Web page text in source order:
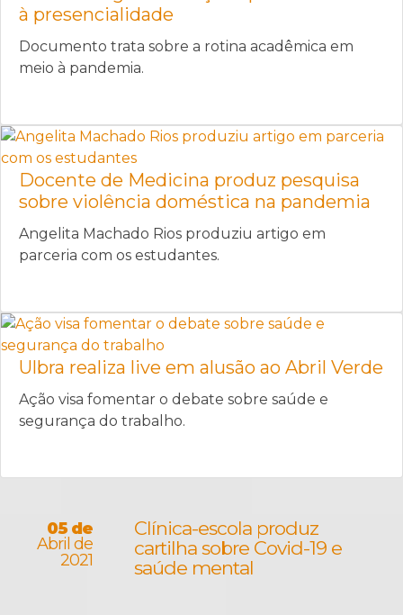
à presencialidade
Documento trata sobre a rotina acadêmica em
meio à pandemia.
Docente de Medicina produz pesquisa
sobre violência doméstica na pandemia
Angelita Machado Rios produziu artigo em
parceria com os estudantes.
Ulbra realiza live em alusão ao Abril Verde
Ação visa fomentar o debate sobre saúde e
segurança do trabalho.
05 de
Abril de
2021
Clínica-escola produz
cartilha sobre Covid-19 e
saúde mental